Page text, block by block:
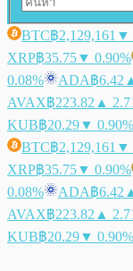
BTC฿2,129,161 ▼
XRP฿35.75▼ 0.90%
0.08%
ADA฿6.42
AVAX฿223.82 ▲
KUB฿20.29▼ 0.90%
BTC฿2,129,161 ▼
XRP฿35.75▼ 0.90%
0.08%
ADA฿6.42
AVAX฿223.82 ▲
KUB฿20.29▼ 0.90%